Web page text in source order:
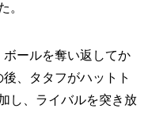
。
ールを奪い返してか
、タタフがハットト
し、ライバルを突き放